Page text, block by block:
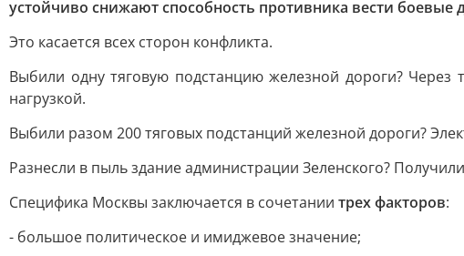
устойчиво снижают способность противника вести боевые
Это касается всех сторон конфликта.
Выбили одну тяговую подстанцию железной дороги? Через
нагрузкой.
Выбили разом 200 тяговых подстанций железной дороги?
Разнесли в пыль здание администрации Зеленского?
Специфика Москвы заключается в сочетании трех факторов:
- большое политическое и имиджевое значение;